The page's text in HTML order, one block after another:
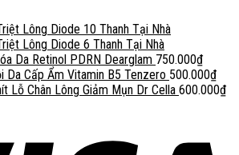
Lông Diode 10 Thanh Tại Nhà
Lông Diode 6 Thanh Tại Nhà
Da Retinol PDRN Dearglam 750.000₫
Da Cấp Ẩm Vitamin B5 Tenzero 500.000₫
Lỗ Chân Lông Giảm Mụn Dr Cella 600.000₫